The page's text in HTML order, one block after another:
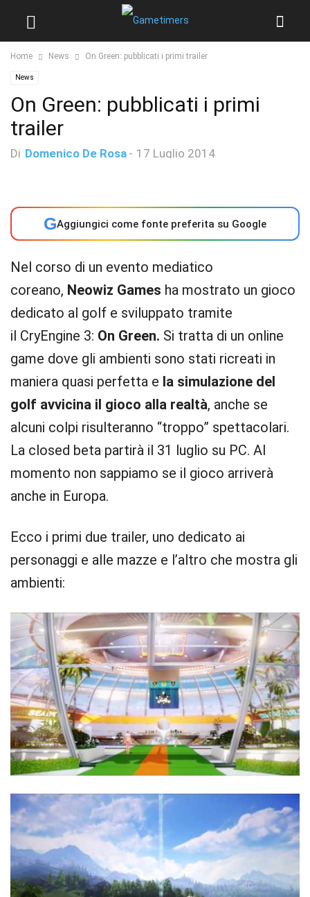
Home News On Green: pubblicati i primi trailer
News
On Green: pubblicati i primi
trailer
Di Domenico De Rosa - 17 Luglio 2014
GAggiungici come fonte preferita su Google
Nel corso di un evento mediatico
coreano, Neowiz Games ha mostrato un gioco
dedicato al golf e sviluppato tramite
il CryEngine 3: On Green. Si tratta di un online
game dove gli ambienti sono stati ricreati in
maniera quasi perfetta e la simulazione del
golf avvicina il gioco alla realtà, anche se
alcuni colpi risulteranno “troppo” spettacolari.
La closed beta partirà il 31 luglio su PC. Al
momento non sappiamo se il gioco arriverà
anche in Europa.
Ecco i primi due trailer, uno dedicato ai
personaggi e alle mazze e l’altro che mostra gli
ambienti: